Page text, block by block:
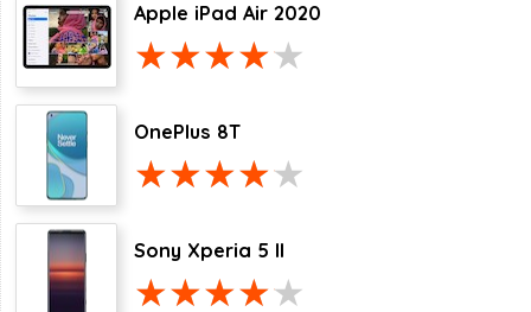
Apple iPad Air 2020
OnePlus 8T
Sony Xperia 5 II